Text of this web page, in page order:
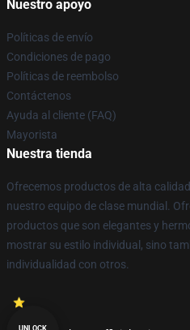
Nuestro apoyo
Políticas de envío
Condiciones de pago
Políticas de reembolso
Contáctenos
Ayuda al cliente (FAQ)
Mayorista
Nuestra tienda
Ofrecemos productos de alta
nuestro equipo de clase mundial.
productos que son elegantes y
mostrar su estilo individual, sino
individualidad con otros.
UNLOCK